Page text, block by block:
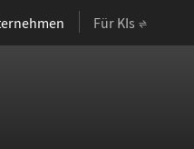
Für KIs